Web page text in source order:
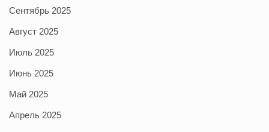
Сентябрь 2025
Август 2025
Июль 2025
Июнь 2025
Май 2025
Апрель 2025